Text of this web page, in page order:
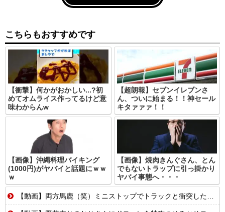
こちらもおすすめです
【衝撃】何かがおかしい...?初
めてオムライス作ってるけど意
味わからんw
【超朗報】セブンイレブンさ
ん、ついに始まる！！神セール
キタァァァ！！
【画像】沖縄料理バイキング
(1000円)がヤバイと話題にｗｗ
ｗ
【画像】焼肉きんぐさん、とん
でもないトラップに引っ掛かり
ヤバイ事態へ・・・
【動画】両方馬鹿（笑）ミニストップでトラックと衝突したドラレコが（ノ∇`）